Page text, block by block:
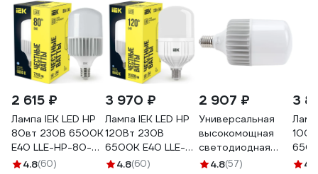
2 615 ₽
Лампа IEK LED HP
80вт 230В 6500К
E40 LLE-HP-80-
230-65-E40
4.8(60)
3 970 ₽
Лампа IEK LED HP
120Вт 230В
6500К E40 LLE-
HP-120-230-65-
4.8(60)
2 907 ₽
Универсальная
высокомощная
светодиодная
лампа General
4.8(57)
3
HP-
4.8